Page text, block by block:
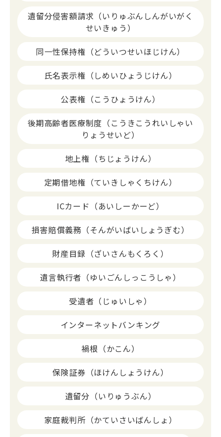
遺留分侵害額請求（いりゅぶんしんがいがく
せいきゅう）
同一性保持権（どういつせいほじけん）
氏名表示権（しめいひょうじけん）
公表権（こうひょうけん）
後期高齢者医療制度（こうきこうれいしゃい
りょうせいど）
地上権（ちじょうけん）
定期借地権（ていきしゃくちけん）
ICカード（あいしーかーど）
損害賠償義務（そんがいばいしょうぎむ）
財産目録（ざいさんもくろく）
遺言執行者（ゆいごんしっこうしゃ）
受遺者（じゅいしゃ）
インターネットバンキング
禍根（かこん）
保険証券（ほけんしょうけん）
遺留分（いりゅうぶん）
家庭裁判所（かていさいばんしょ）